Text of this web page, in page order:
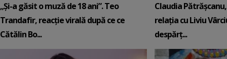
„Și-a găsit o muză de 18 ani”. Teo
Trandafir, reacție virală după ce ce
Cătălin Bo...
Claudia
relația cu Liviu
despărț...